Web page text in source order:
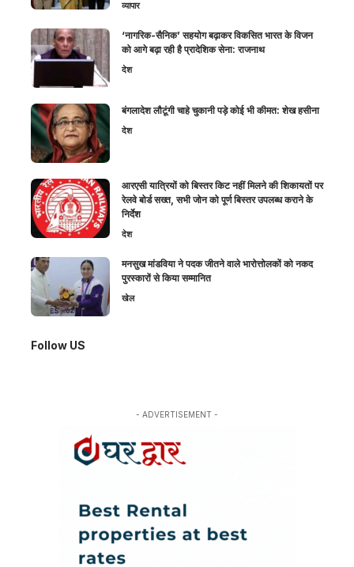
व्यापार
‘नागरिक-सैनिक’ सहयोग बढ़ाकर विकसित भारत के विजन
को आगे बढ़ा रही है प्रादेशिक सेना: राजनाथ
देश
बंगलादेश लौटूंगी चाहे चुकानी पड़े कोई भी कीमत: शेख हसीना
देश
आरएसी यात्रियों को बिस्तर किट नहीं मिलने की शिकायतों पर
रेलवे बोर्ड सख्त, सभी जोन को पूर्ण बिस्तर उपलब्ध कराने के
निर्देश
देश
मनसुख मांडविया ने पदक जीतने वाले भारोत्तोलकों को नकद
पुरस्कारों से किया सम्मानित
खेल
Follow US
- ADVERTISEMENT -